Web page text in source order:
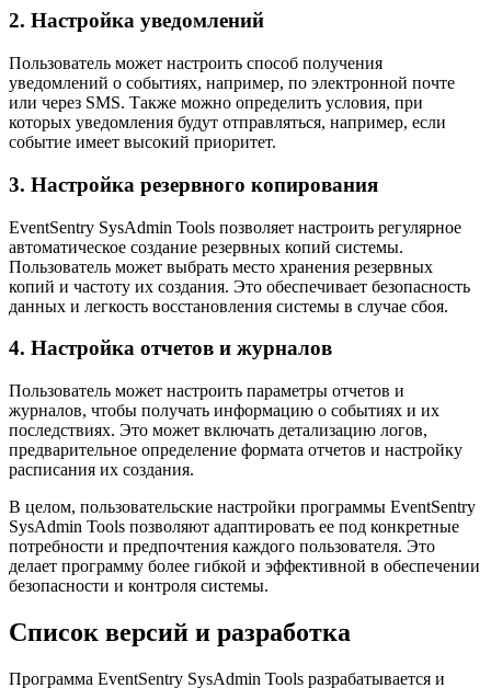
2. Настройка уведомлений
Пользователь может настроить способ получения
уведомлений о событиях, например, по электронной почте
или через SMS. Также можно определить условия, при
которых уведомления будут отправляться, например, если
событие имеет высокий приоритет.
3. Настройка резервного копирования
EventSentry SysAdmin Tools позволяет настроить регулярное
автоматическое создание резервных копий системы.
Пользователь может выбрать место хранения резервных
копий и частоту их создания. Это обеспечивает безопасность
данных и легкость восстановления системы в случае сбоя.
4. Настройка отчетов и журналов
Пользователь может настроить параметры отчетов и
журналов, чтобы получать информацию о событиях и их
последствиях. Это может включать детализацию логов,
предварительное определение формата отчетов и настройку
расписания их создания.
В целом, пользовательские настройки программы EventSentry
SysAdmin Tools позволяют адаптировать ее под конкретные
потребности и предпочтения каждого пользователя. Это
делает программу более гибкой и эффективной в обеспечении
безопасности и контроля системы.
Список версий и разработка
Программа EventSentry SysAdmin Tools разрабатывается и